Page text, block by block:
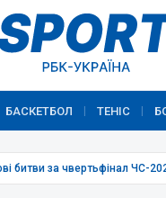
БАСКЕТБОЛ ТЕНІС
битви за чвертьфінал ЧС-